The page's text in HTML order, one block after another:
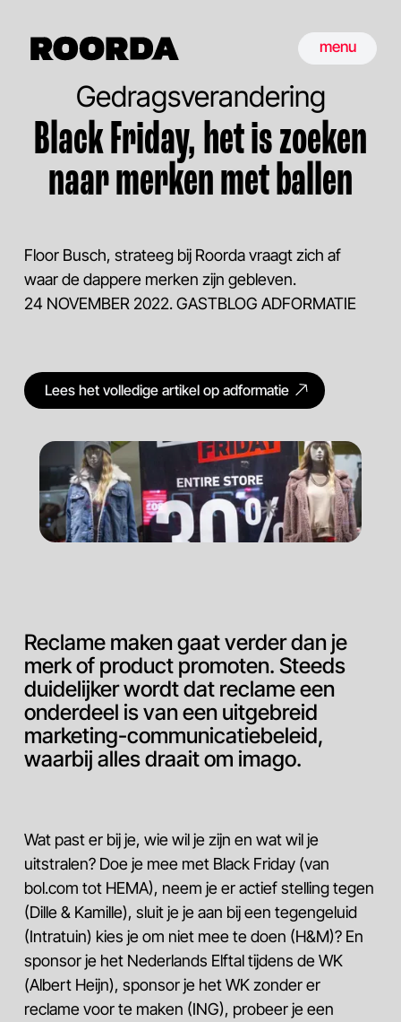
Gedragsverandering
Black Friday, het is zoeken
naar merken met ballen
Floor Busch, strateeg bij Roorda vraagt zich af
waar de dappere merken zijn gebleven.
24 NOVEMBER 2022. GASTBLOG ADFORMATIE
Lees het volledige artikel op adformatie
Reclame maken gaat verder dan je
merk of product promoten. Steeds
duidelijker wordt dat reclame een
onderdeel is van een uitgebreid
marketing-communicatiebeleid,
waarbij alles draait om imago.
Wat past er bij je, wie wil je zijn en wat wil je
uitstralen? Doe je mee met Black Friday (van
bol.com tot HEMA), neem je er actief stelling tegen
(Dille & Kamille), sluit je je aan bij een tegengeluid
(Intratuin) kies je om niet mee te doen (H&M)? En
sponsor je het Nederlands Elftal tijdens de WK
(Albert Heijn), sponsor je het WK zonder er
reclame voor te maken (ING), probeer je een
menu